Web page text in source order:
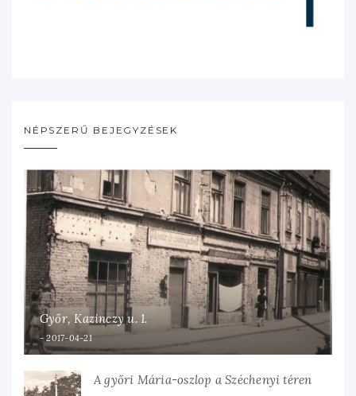
NÉPSZERŰ BEJEGYZÉSEK
Győr, Kazinczy u. 1.
2017-04-21
A győri Mária-oszlop a Széchenyi téren